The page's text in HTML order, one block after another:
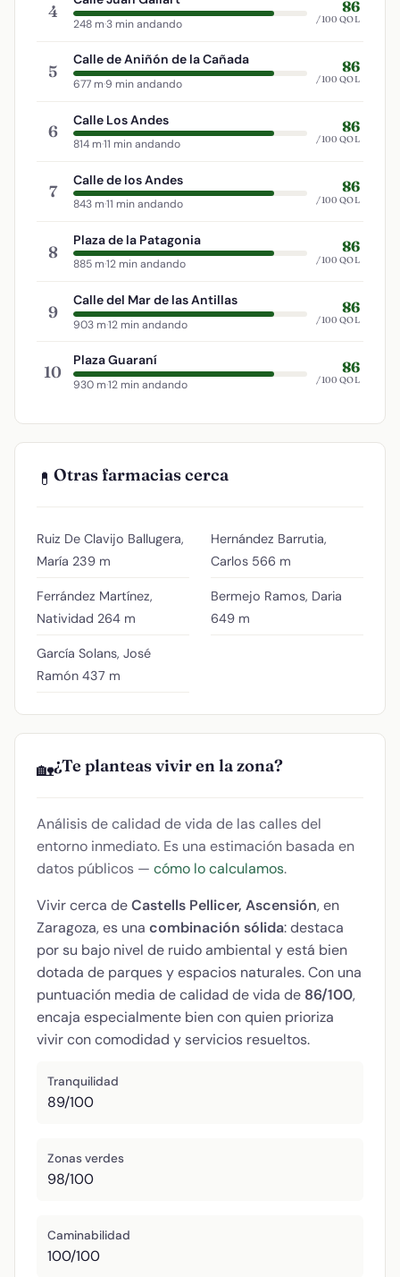
4
248 m·3 min andando
86
/100 QOL
5
Calle de Aniñón de la Cañada
677 m·9 min andando
86
/100 QOL
6
Calle Los Andes
814 m·11 min andando
86
/100 QOL
7
Calle de los Andes
843 m·11 min andando
86
/100 QOL
8
Plaza de la Patagonia
885 m·12 min andando
86
/100 QOL
9
Calle del Mar de las Antillas
903 m·12 min andando
86
/100 QOL
10
Plaza Guaraní
930 m·12 min andando
86
/100 QOL
💊 Otras farmacias cerca
Ruiz De Clavijo Ballugera,
María 239 m
Ferrández Martínez,
Natividad 264 m
García Solans, José
Ramón 437 m
Hernández Barrutia,
Carlos 566 m
Bermejo Ramos, Daria
649 m
🏡¿Te planteas vivir en la zona?
Análisis de calidad de vida de las calles del
entorno inmediato. Es una estimación basada en
datos públicos — cómo lo calculamos.
Vivir cerca deCastells Pellicer, Ascensión, en
Zaragoza, es una combinación sólida: destaca
por su bajo nivel de ruido ambiental y está bien
dotada de parques y espacios naturales. Con una
puntuación media de calidad de vida de 86/100,
encaja especialmente bien con quien prioriza
vivir con comodidad y servicios resueltos.
Tranquilidad
89/100
Zonas verdes
98/100
Caminabilidad
100/100